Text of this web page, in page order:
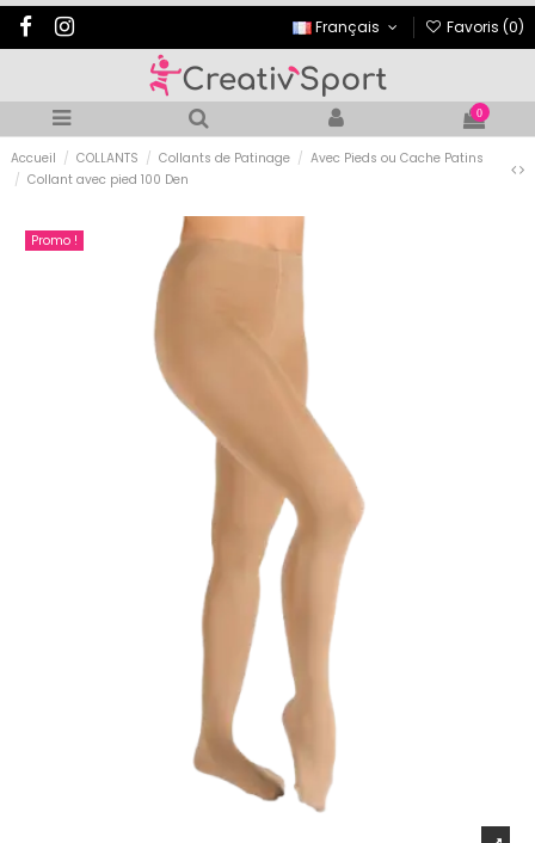
Français Favoris (0)
0
Accueil COLLANTS Collants de Patinage
Avec Pieds ou Cache Patins
Collant avec pied 100 Den
Promo !